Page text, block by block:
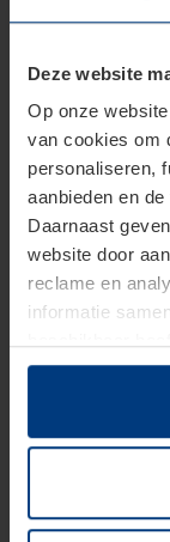
Deze website
Op onze
van cookies om
personaliseren,
aanbieden en
Daarnaast
website door
reclame en
informatie
hun diensten
Juridisch
van deze
soorten cookies
toestemming